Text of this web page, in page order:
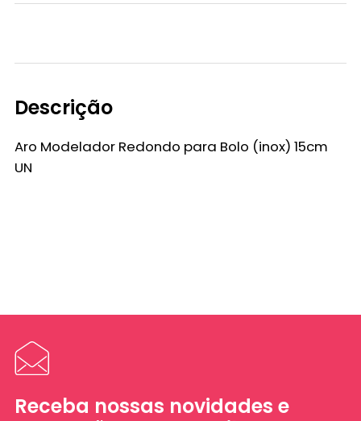
Descrição
Aro Modelador Redondo para Bolo (inox) 15cm
UN
Receba nossas novidades e